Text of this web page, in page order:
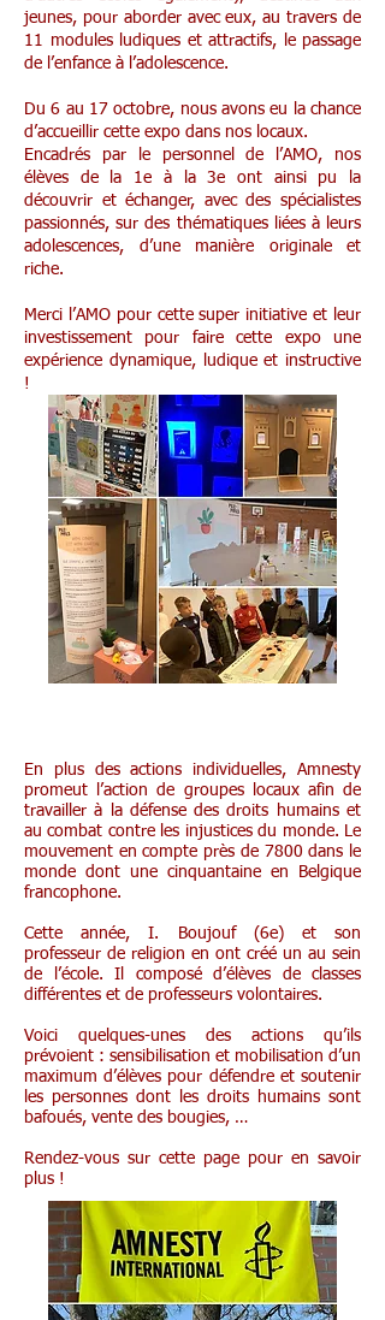
jeunes, pour aborder avec eux, au travers de
11 modules ludiques et attractifs, le passage
de l’enfance à l’adolescence.
Du 6 au 17 octobre, nous avons eu la chance
d’accueillir cette expo dans nos locaux.
Encadrés par le personnel de l’AMO, nos
élèves de la 1e à la 3e ont ainsi pu la
découvrir et échanger, avec des spécialistes
passionnés, sur des thématiques liées à leurs
adolescences, d’une manière originale et
riche.
Merci l’AMO pour cette super initiative et leur
investissement pour faire cette expo une
expérience dynamique, ludique et instructive
!
En plus des actions individuelles, Amnesty
promeut l’action de groupes locaux afin de
travailler à la défense des droits humains et
au combat contre les injustices du monde. Le
mouvement en compte près de 7800 dans le
monde dont une cinquantaine en Belgique
francophone.
Cette année, I. Boujouf (6e) et son
professeur de religion en ont créé un au sein
de l’école. Il composé d’élèves de classes
différentes et de professeurs volontaires.
Voici quelques-unes des actions qu’ils
prévoient : sensibilisation et mobilisation d’un
maximum d’élèves pour défendre et soutenir
les personnes dont les droits humains sont
bafoués, vente des bougies, …
Rendez-vous sur cette page pour en savoir
plus !